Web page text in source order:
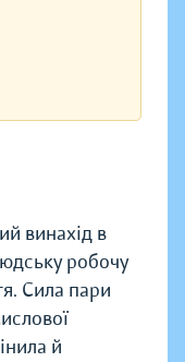
винахід в
робочу
Сила пари
й